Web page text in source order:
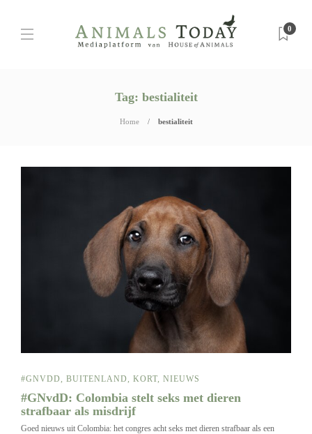
0
Tag: bestialiteit
Home bestialiteit
#GNVDD BUITENLAND KORT NIEUWS
#GNvdD: Colombia stelt seks met dieren
strafbaar als misdrijf
Goed nieuws uit Colombia: het congres acht seks met dieren strafbaar als een